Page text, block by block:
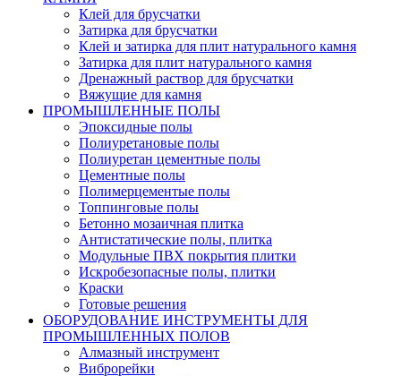
Клей для брусчатки
Затирка для брусчатки
Клей и затирка для плит натурального камня
Затирка для плит натурального камня
Дренажный раствор для брусчатки
Вяжущие для камня
ПРОМЫШЛЕННЫЕ ПОЛЫ
Эпоксидные полы
Полиуретановые полы
Полиуретан цементные полы
Цементные полы
Полимерцементые полы
Топпинговые полы
Бетонно мозаичная плитка
Антистатические полы, плитка
Модульные ПВХ покрытия плитки
Искробезопасные полы, плитки
Краски
Готовые решения
ОБОРУДОВАНИЕ ИНСТРУМЕНТЫ ДЛЯ
ПРОМЫШЛЕННЫХ ПОЛОВ
Алмазный инструмент
Виброрейки